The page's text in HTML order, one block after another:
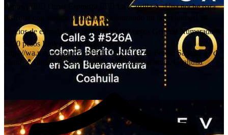
Papus 🕴🏻🕺🏻 Omar Espinoza 🧍🏻‍♂️ La Karrilla🤺 ¡Una noche para
disfrutar con amigos y familia, garantizando un buen humor! 🎟
Precios de entradas: Zona VIP🎟️: $400 pesos General Numerado🎟️:
$300 pesos Link para los boletos:
https://wa.me/message/266F5HTJ5INBO1 📅 Fecha: Sábado 27 de
Junio 📍 Lugar: Eventos Emilio, San Buenaventura, Coahuila